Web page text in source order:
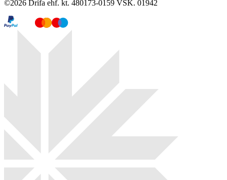
©2026 Drífa ehf. kt. 480173-0159 VSK. 01942